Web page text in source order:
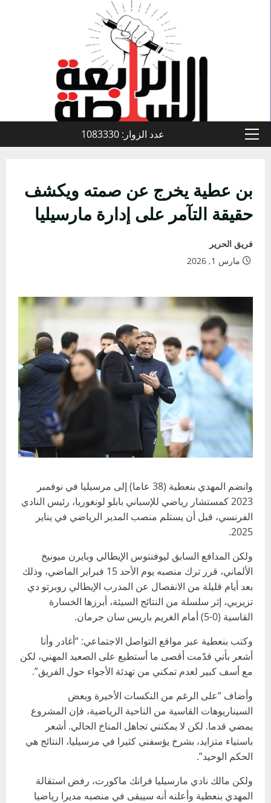
القائمة
عدد الزوار: 1083330
بن عطية يخرج عن صمته ويكشف
حقيقة التآمر على إدارة مارسيليا
فريق الحرير
مارس 1, 2026
وانضم المهدي بنعطية (38 عاما) إلى مرسيليا في نوفمبر
2023 كمستشار رياضي للإسباني بابلو لونغوريا، رئيس النادي
الفرنسي، قبل أن يستلم منصب المدير الرياضي في يناير
2025.
ولكن المدافع السابق ليوفنتوس الإيطالي وبايرن ميونيخ
الألماني، قرر ترك منصبه يوم الأحد 15 فبراير الماضي، وذلك
بعد أيام قليلة من الانفصال عن المدرب الإيطالي روبرتو دي
تزيربي، إثر سلسلة من النتائج السيئة، أبرزها الخسارة
القاسية (0-5) أمام الغريم باريس سان جرمان.
وكتب بنعطية عبر مواقع التواصل الاجتماعي: “أغادر وأنا
أشعر بأني قدّمت أقصى ما أستطيع على الصعيد المهني، لكن
مع أسف كبير لعدم تمكني من تهدئة الأجواء حول الفريق”.
وأضاف “على الرغم من النكسات الأخيرة وبعض
السيناريوهات القاسية من الناحية الرياضية، فإن المشروع
يمضي قدما. لكن لا يمكنني تجاهل المناخ الحالي. أشعر
باستياء متزايد، بشرخ يؤسفني كثيرا في مرسيليا، النتائج هي
الحكم الوحيد”.
ولكن مالك نادي مارسيليا فرانك ماكورت، رفض استقالة
المهدي بنعطية وأعلنه أنه سيبقى في منصبه مديرا رياضيا